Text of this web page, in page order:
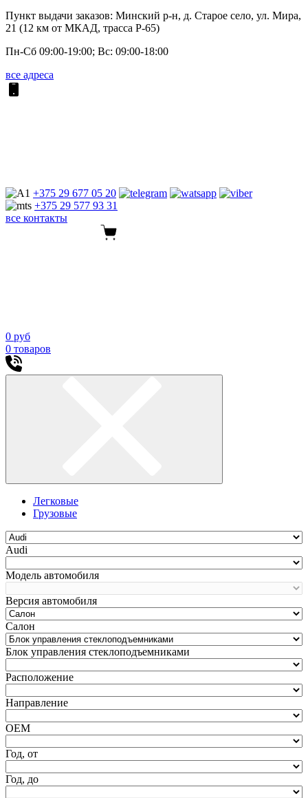
Пункт выдачи заказов: Минский р-н, д. Старое село, ул. Мира,
21 (12 км от МКАД, трасса P-65)
Пн-Сб 09:00-19:00; Вс: 09:00-18:00
все адреса
+375 29 677 05 20
+375 29 577 93 31
все контакты
0 руб
0 товаров
Легковые
Грузовые
Audi
Модель автомобиля
Версия автомобиля
Салон
Блок управления стеклоподъемниками
Расположение
Направление
ОЕМ
Год, от
Год, до